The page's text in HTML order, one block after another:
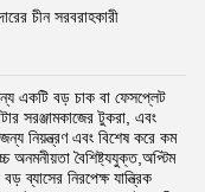
চীন সরবরাহকারী
জন্য একটি বড় চাক বা ফেসপ্লেট
সরঞ্জামকাজের টুকরা , এবং
নিয়ন্ত্রণ এবং বিশেষ করে কম
বৈশিষ্ট্যযুক্ত,অপ্টিম
ব্যাসের নিরপেক্ষ যান্ত্রিক